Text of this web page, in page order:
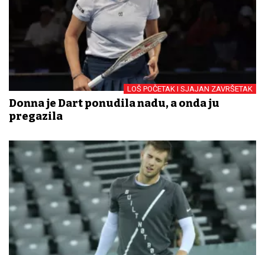
LOŠ POČETAK I SJAJAN ZAVRŠETAK
Donna je Dart ponudila nadu, a onda ju
pregazila